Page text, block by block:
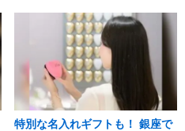
特別な名入れギフトも！ 銀座で